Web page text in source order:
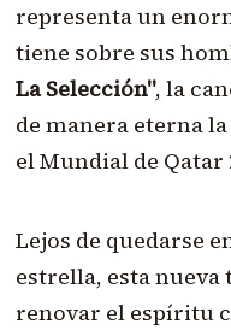
representa un
tiene sobre sus
La Selección", la
de manera eterna
el Mundial de Qatar
Lejos de quedarse
estrella, esta
renovar el espíritu